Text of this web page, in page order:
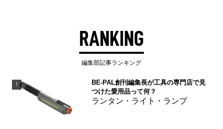
RANKING
編集部記事ランキング
1
BE-PAL創刊編集長が工具の専門店で見
つけた愛用品って何？
ランタン・ライト・ランプ